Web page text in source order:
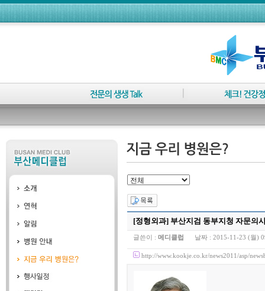
[정형외과] 부산지검 동부지청 자문의
글쓴이 : 메디클럽 날짜 : 2015-11-23 (월)
http://www.kookje.co.kr/news2011/asp/